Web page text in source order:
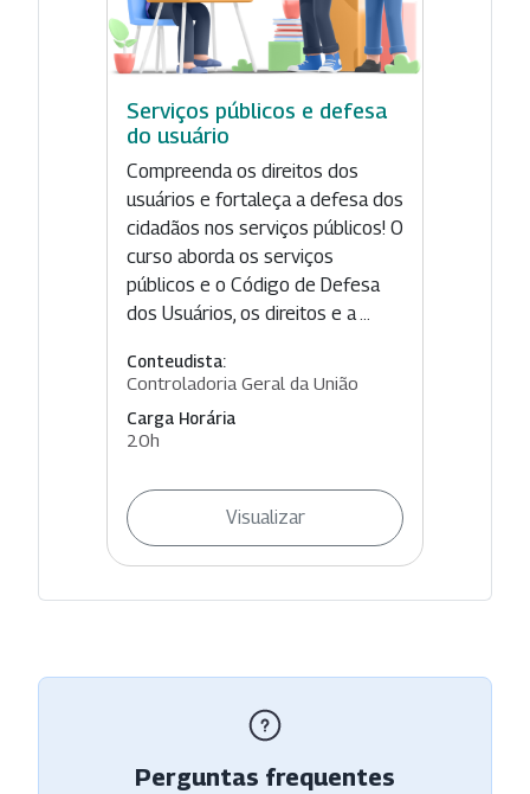
Serviços públicos e defesa
do usuário
Compreenda os direitos dos
usuários e fortaleça a defesa dos
cidadãos nos serviços públicos! O
curso aborda os serviços
públicos e o Código de Defesa
dos Usuários, os direitos e a ...
Conteudista:
Controladoria Geral da União
Carga Horária
20h
Visualizar
Perguntas frequentes